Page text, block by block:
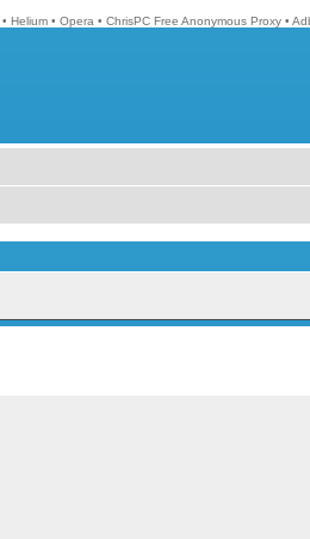
• Helium • Opera • ChrisPC Free Anonymous Proxy •